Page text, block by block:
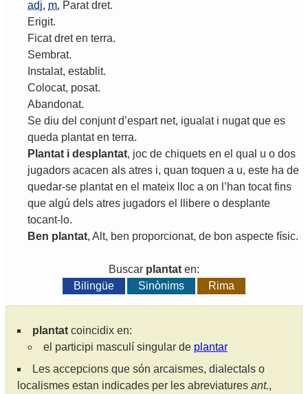
adj. m. Parat dret.
Erigit.
Ficat dret en terra.
Sembrat.
Instalat, establit.
Colocat, posat.
Abandonat.
Se diu del conjunt d’espart net, igualat i nugat que es
queda plantat en terra.
Plantat i desplantat, joc de chiquets en el qual u o dos
jugadors acacen als atres i, quan toquen a u, este ha de
quedar-se plantat en el mateix lloc a on ’han tocat fins
que algú dels atres jugadors el llibere o desplante
tocant- lo.
Ben plantat, Alt, ben proporcionat, de bon aspecte físic.
Buscar plantat en:
Bilingüe
Sinònims Rima
plantat coincidix en:
el participi masculí singular de plantar
Les accepcions que són arcaismes, dialectals o
localismes estan indicades per les abreviatures ant.,